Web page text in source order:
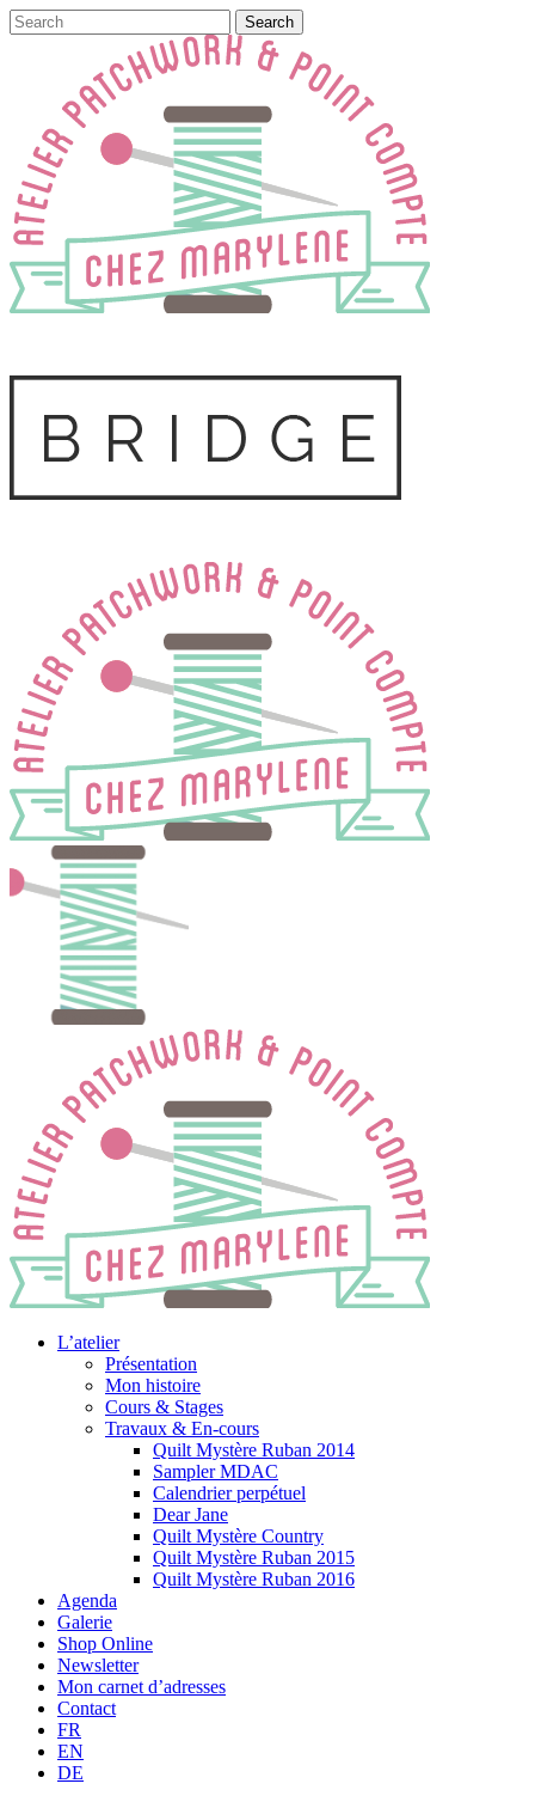
L’atelier
Présentation
Mon histoire
Cours & Stages
Travaux & En-cours
Quilt Mystère Ruban 2014
Sampler MDAC
Calendrier perpétuel
Dear Jane
Quilt Mystère Country
Quilt Mystère Ruban 2015
Quilt Mystère Ruban 2016
Agenda
Galerie
Shop Online
Newsletter
Mon carnet d’adresses
Contact
FR
EN
DE